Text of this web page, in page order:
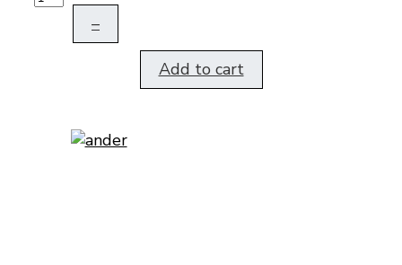
–
Add to cart